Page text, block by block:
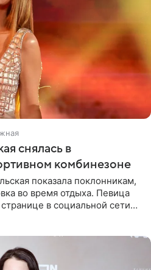
снялась в
комбинезоне
показала поклонникам,
во время отдыха. Певица
в социальной сети